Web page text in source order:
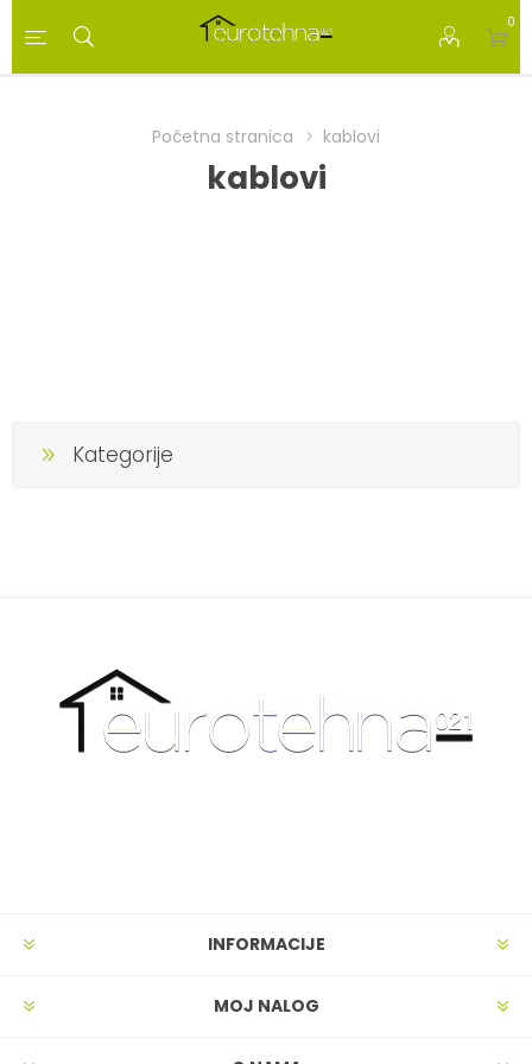
0
Početna stranica kablovi
kablovi
Kategorije
INFORMACIJE
MOJ NALOG